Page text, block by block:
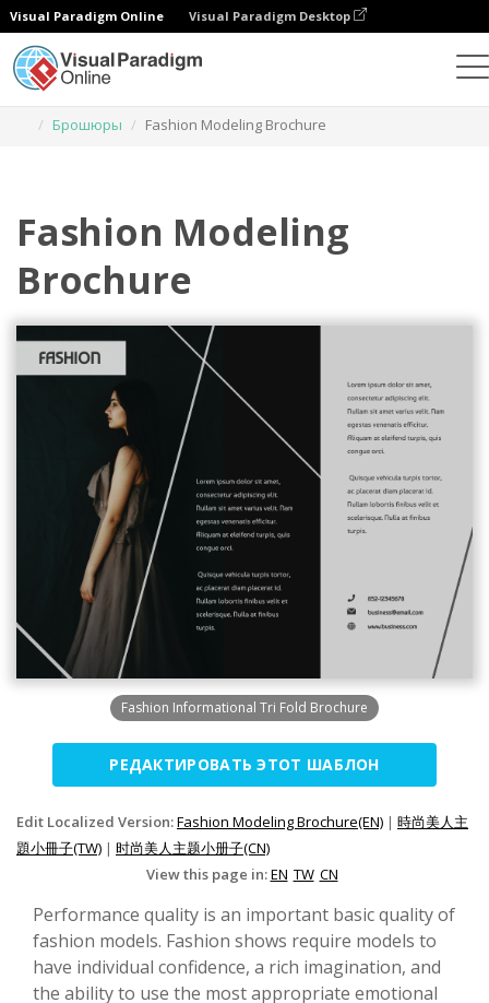
Visual Paradigm Online Visual Paradigm Desktop
Брошюры
Fashion Modeling Brochure
Fashion Modeling
Brochure
Fashion Informational Tri Fold Brochure
РЕДАКТИРОВАТЬ ЭТОТ ШАБЛОН
Edit Localized Version:Fashion Modeling Brochure(EN) | 時尚美人主
題小冊子(TW) | 时尚美人主题小册子(CN)
View this page in:EN TW CN
Performance quality is an important basic quality of
fashion models. Fashion shows require models to
have individual confidence, a rich imagination, and
the ability to use the most appropriate emotional